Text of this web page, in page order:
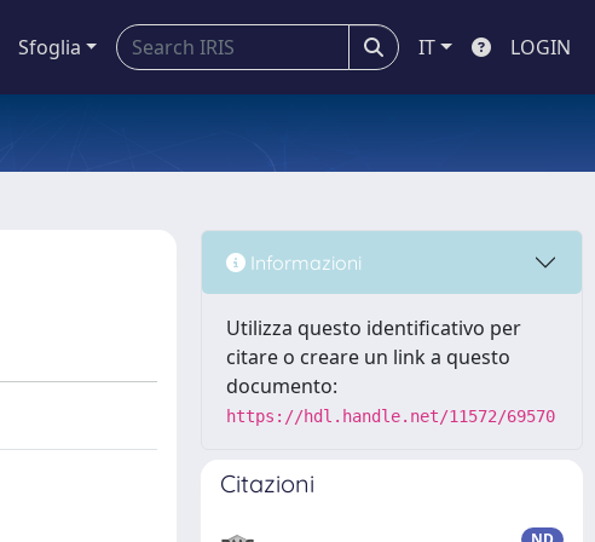
Sfoglia IT LOGIN
Informazioni
Utilizza questo identificativo per
citare o creare un link a questo
documento:
https://hdl.handle.net/11572/69570
Citazioni